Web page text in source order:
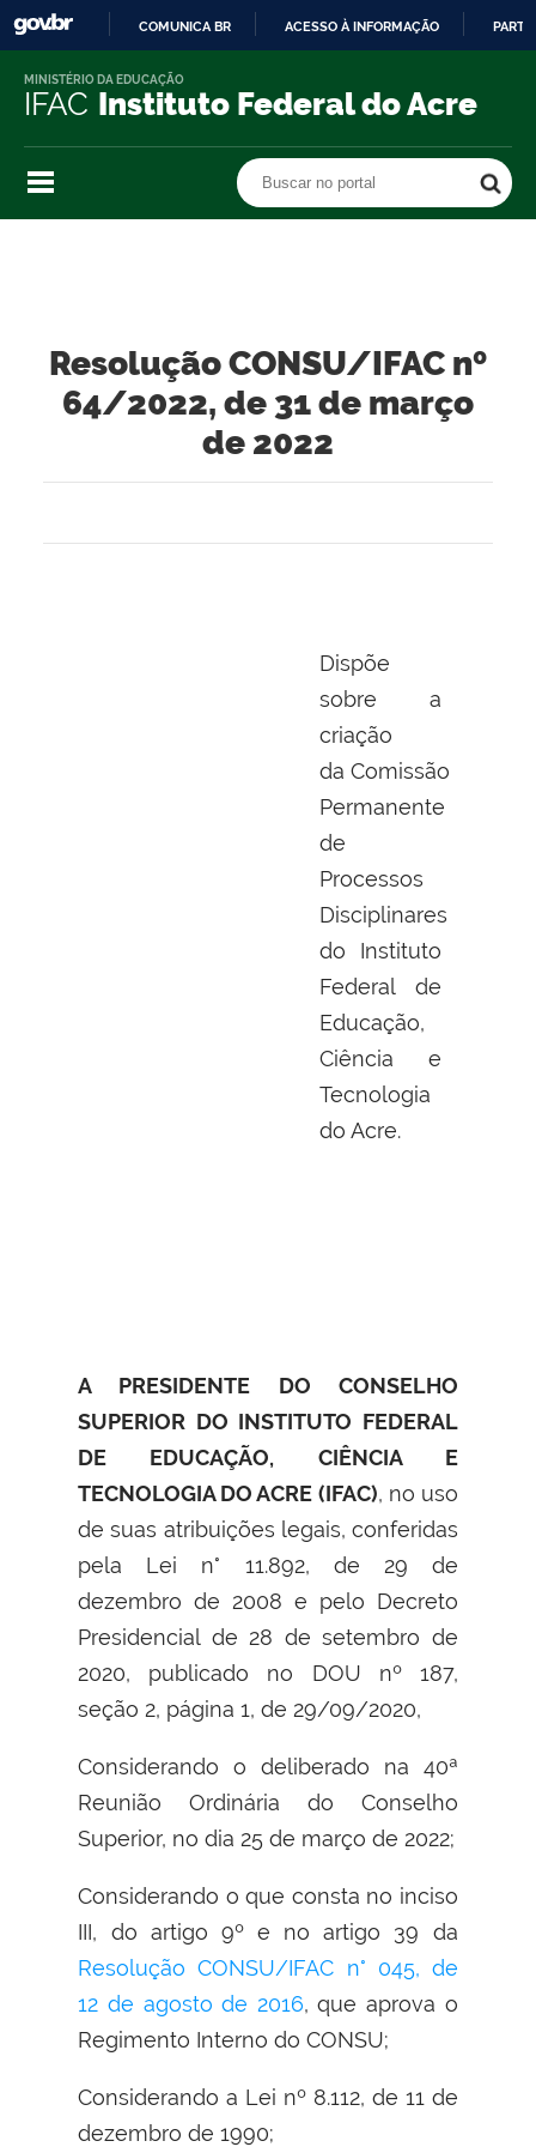
O
COMUNICA BR ACESSO À INFORMAÇÃO
IFAC Instituto Federal do Acre
MINISTÉRIO DA EDUCAÇÃO
Buscar no portal
Resolução CONSU/IFAC nº
64/2022, de 31 de março
de 2022
Dispõe
sobre a
criação
da Comissão
Permanente
de
Processos
Disciplinares
do Instituto
Federal de
Educação,
Ciência e
Tecnologia
do Acre.
A PRESIDENTE DO CONSELHO
SUPERIOR DO INSTITUTO FEDERAL
DE EDUCAÇÃO, CIÊNCIA E
TECNOLOGIA DO ACRE (IFAC), no uso
de suas atribuições legais, conferidas
pela Lei n° 11.892, de 29 de
dezembro de 2008 e pelo Decreto
Presidencial de 28 de setembro de
2020, publicado no DOU nº 187,
seção 2, página 1, de 29/09/2020,
Considerando o deliberado na 40ª
Reunião Ordinária do Conselho
Superior, no dia 25 de março de 2022;
Considerando o que consta no inciso
III, do artigo 9º e no artigo 39 da
Resolução CONSU/IFAC n° 045, de
12 de agosto de 2016, que aprova o
Regimento Interno do CONSU;
Considerando a Lei nº 8.112, de 11 de
dezembro de 1990;